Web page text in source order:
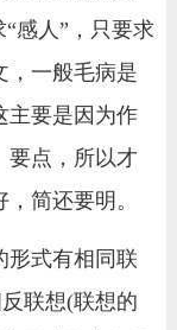
感人”，只要求
，一般毛病是
主要是因为作
要点，所以才
简还要明。
形式有相同联
联想(联想的